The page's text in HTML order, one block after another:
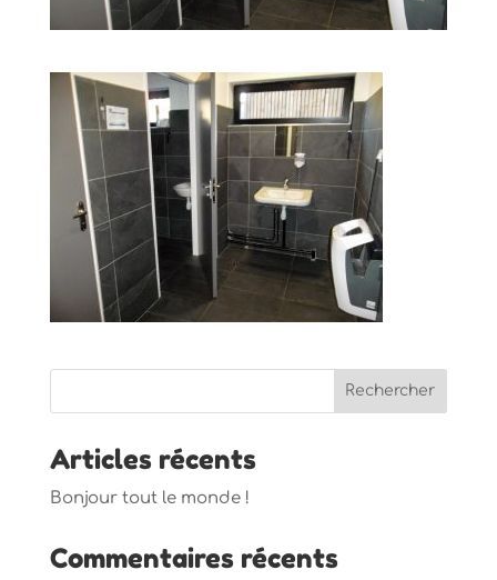
Articles récents
Bonjour tout le monde !
Commentaires récents